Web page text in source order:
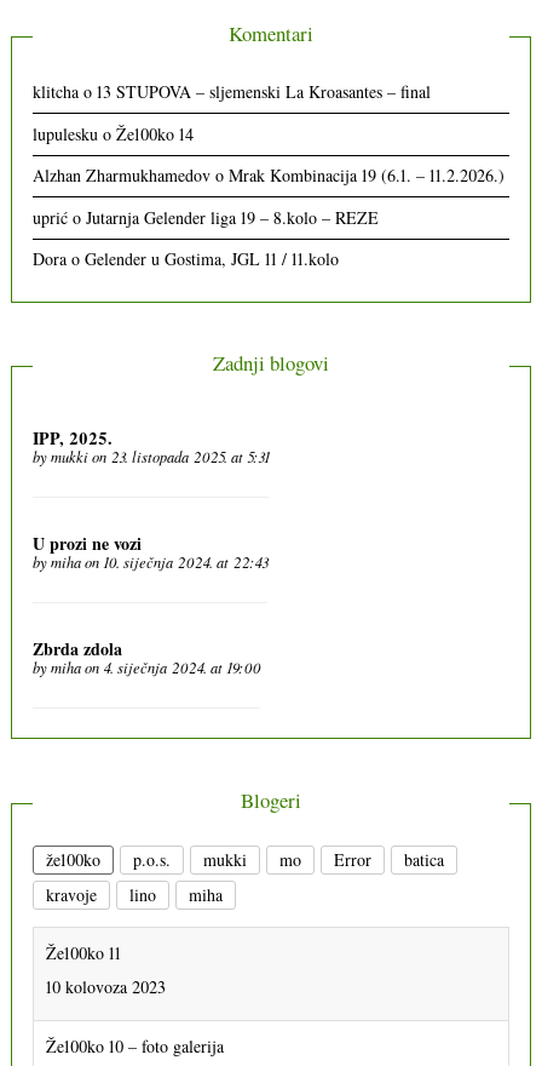
Komentari
klitcha o13 STUPOVA – sljemenski La Kroasantes – final
lupulesku oŽe100ko 14
Alzhan Zharmukhamedov oMrak Kombinacija 19 (6.1. – 11.2.2026.)
uprić oJutarnja Gelender liga 19 – 8.kolo – REZE
Dora oGelender u Gostima, JGL 11 / 11.kolo
Zadnji blogovi
IPP, 2025.
bymukkion 23. listopada 2025. at 5:31
U prozi ne vozi
bymihaon 10. siječnja 2024. at 22:43
Zbrda zdola
bymihaon 4. siječnja 2024. at 19:00
Blogeri
že100ko p.o.s. mukki mo Error
batica
kravoje
lino miha
Že100ko 11
10 kolovoza 2023
Že100ko 10 – foto galerija